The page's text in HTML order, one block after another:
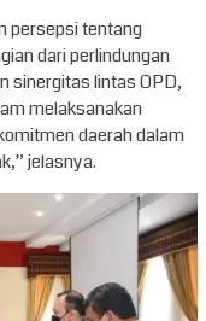
persepsi tentang
dari perlindungan
sinergitas lintas OPD,
melaksanakan
daerah dalam
jelasnya.